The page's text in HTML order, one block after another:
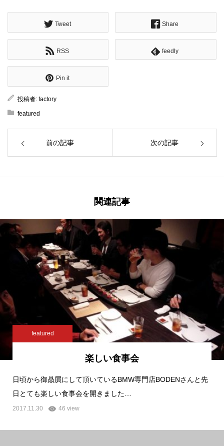
Tweet Share
RSS feedly
Pin it
投稿者: factory
featured
前の記事 次の記事
関連記事
featured
楽しい食事会
日頃から御贔屓にして頂いているBMW専門店BODENさんと先
日とても楽しい食事会を開きました…
2017.11.30 46 view